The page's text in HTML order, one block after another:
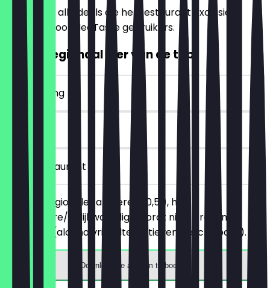
Hier vind je alle deals die het restaurant exclusief
aanbiedt voor NeoTaste gebruikers.
2voor1 regionaal bier van de tap.
~€ 4 korting
30 dagen
in het restaurant
Bestel 2 regionale tapbieren (0,5l), het
goedkopere/gelijkwaardige wordt niet in rekening
gebracht (alcoholvrije alternatieven beschikbaar).
Download de app om te boeken